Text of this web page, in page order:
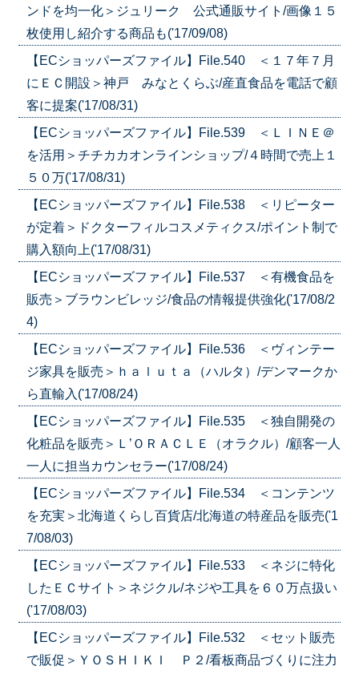
ンドを均一化＞ジュリーク 公式通販サイト/画像１５
枚使用し紹介する商品も('17/09/08)
【ECショッパーズファイル】File.540 ＜１７年７月
にＥＣ開設＞神戸 みなとくらぶ/産直食品を電話で顧
客に提案('17/08/31)
【ECショッパーズファイル】File.539 ＜ＬＩＮＥ＠
を活用＞チチカカオンラインショップ/４時間で売上１
５０万('17/08/31)
【ECショッパーズファイル】File.538 ＜リピーター
が定着＞ドクターフィルコスメティクス/ポイント制で
購入額向上('17/08/31)
【ECショッパーズファイル】File.537 ＜有機食品を
販売＞ブラウンビレッジ/食品の情報提供強化('17/08/2
4)
【ECショッパーズファイル】File.536 ＜ヴィンテー
ジ家具を販売＞ｈａｌｕｔａ（ハルタ）/デンマークか
ら直輸入('17/08/24)
【ECショッパーズファイル】File.535 ＜独自開発の
化粧品を販売＞Ｌ’ＯＲＡＣＬＥ（オラクル）/顧客一人
一人に担当カウンセラー('17/08/24)
【ECショッパーズファイル】File.534 ＜コンテンツ
を充実＞北海道くらし百貨店/北海道の特産品を販売('1
7/08/03)
【ECショッパーズファイル】File.533 ＜ネジに特化
したＥＣサイト＞ネジクル/ネジや工具を６０万点扱い
('17/08/03)
【ECショッパーズファイル】File.532 ＜セット販売
で販促＞ＹＯＳＨＩＫＩ Ｐ２/看板商品づくりに注力